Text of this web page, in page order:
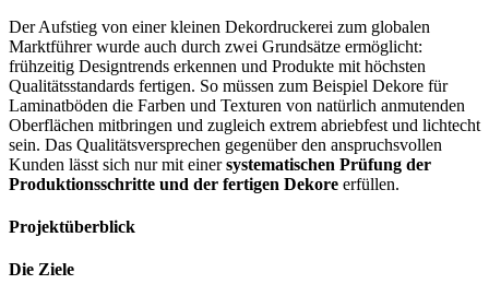
Der Aufstieg von einer kleinen Dekordruckerei zum globalen
Marktführer wurde auch durch zwei Grundsätze ermöglicht:
frühzeitig Designtrends erkennen und Produkte mit höchsten
Qualitätsstandards fertigen. So müssen zum Beispiel Dekore für
Laminatböden die Farben und Texturen von natürlich anmutenden
Oberflächen mitbringen und zugleich extrem abriebfest und lichtecht
sein. Das Qualitätsversprechen gegenüber den anspruchsvollen
Kunden lässt sich nur mit einersystematischen Prüfung der
Produktionsschritte und der fertigen Dekore erfüllen.
Projektüberblick
Die Ziele